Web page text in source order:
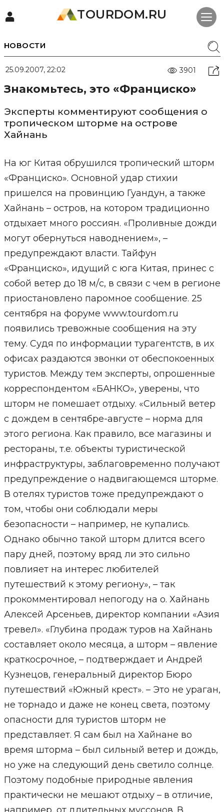
TOURDOM.RU
НОВОСТИ
25.09.2007, 22:02 3901
Знакомьтесь, это «Франциско»
Эксперты комментируют сообщения о
тропическом шторме на острове
Хайнань
На юг Китая обрушился тропический шторм
«Франциско». Основной удар стихии
пришелся на провинцию Гуандун, а также
Хайнань – остров, на котором традиционно
отдыхает много россиян. «Проливные дожди
могут обернуться наводнением», –
предупреждают власти. Тайфун
«Франциско», идущий с юга Китая, принес с
собой ветер до 18 м/с, в связи с чем в регионе
приостановлено паромное сообщение. 25
сентября на форуме www.tourdom.ru
появились тревожные сообщения на эту
тему. Судя по информации турагентств, в их
офисах раздаются звонки от обеспокоенных
туристов. Между тем эксперты, опрошенные
корреспондентом «БАНКО», уверены, что
шторм не помешает отдыху. «Сильный ветер
с дождем в сентябре-августе – норма для
этого региона. Как правило, все магазины и
рестораны, т.е. объекты туристической
инфраструктуры, заблаговременно получают
предупреждение о надвигающемся шторме.
В отелях туристов тоже предупреждают о
том, чтобы они соблюдали меры
безопасности – например, не купались.
Однако обычно такой шторм длится всего
пару дней, поэтому вряд ли это сильно
повлияет на интерес любителей
путешествий к этому региону», – так
прокомментировал непогоду на о. Хайнань
Алексей Арсеньев, директор компании «Азия
тревел». «Глубина продаж туров на Хайнань
составляет около месяца, а шторм – явление
краткосрочное, – подтверждает и Андрей
Кузнецов, генеральный директор Бюро
путешествий «Южный крест». – Это не ураган,
не торнадо и даже не конец света, поэтому
опасности для туристов шторм не
представляет. Я сам был на Хайнане во
время шторма – был сильный ветер и дождь,
но уже на следующий день светило солнце.
Поэтому подобные природные явления
практически не мешают отдыху – в отличие,